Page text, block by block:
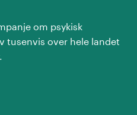
om psykisk
tusenvis over hele landet